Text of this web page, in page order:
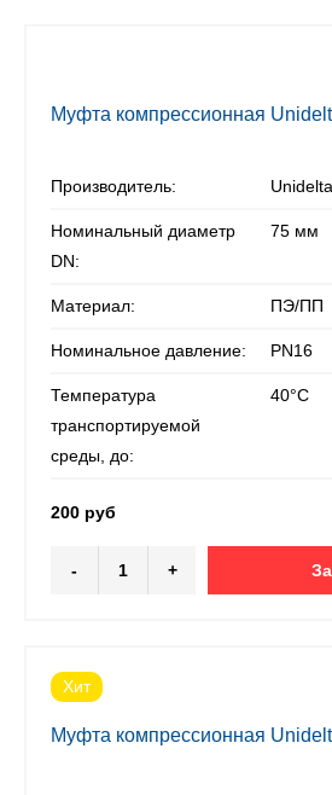
Муфта компрессионная
Производитель: Unidelta
Номинальный диаметр
DN:
75 мм
Материал: ПЭ/ПП
Номинальное давление: PN16
Температура
транспортируемой
среды, до:
40°С
200 руб
- +
Хит
Муфта компрессионная